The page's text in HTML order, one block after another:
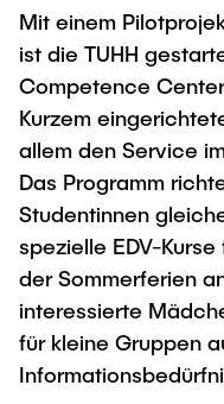
Campus
Cooperation with
Sustainability
Newsroom
Press Release
Flyers and brochures
University magazine
Events
High School Students
Degree Courses
Study orientation
During your Studies
Advice and contact
New@tuhh
Around student life
study organization
Hightech Agenda
Coordinated
UNU HUB
Change"
Research Funding
Early Career
SCHOOLS
Electrical
Mathematics
Study programs
Research and
Process
Study programs
Research and
Technology and
INTERNATIONAL
Information sessions
Contact and advice
Campus
Welcome Weeks
Semester Program
Exchange students
Intercultural Hub
International
Partnerships and
Mit einem
ist die TUHH
Competence
Kurzem
allem den Service
Das Programm
Studentinnen
spezielle EDV-
der Sommerferien
interessierte
für kleine Gruppen